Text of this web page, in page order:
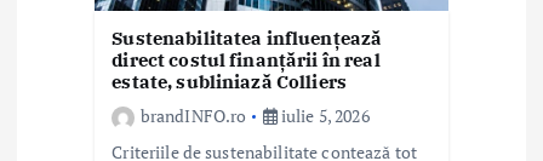
Sustenabilitatea influențează
direct costul finanțării în real
estate, subliniază Colliers
brandINFO.ro
iulie 5, 2026
Criteriile de sustenabilitate contează tot